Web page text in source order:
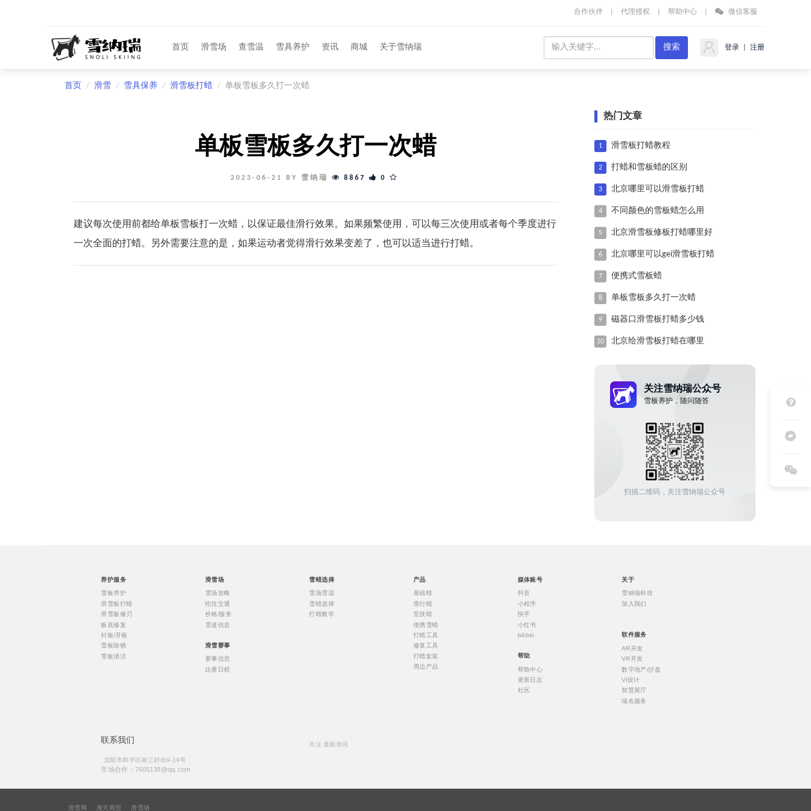
合作伙伴 代理授权 帮助中心 微信客服
首页 滑雪场 查雪温 雪具养护 资讯 商城 关于雪纳瑞 登录 注册
首页 滑雪 雪具保养 滑雪板打蜡 单板雪板多久打一次蜡
单板雪板多久打一次蜡
2023-06-21 BY 雪纳瑞 8867 0
建议每次使用前都给单板雪板打一次蜡，以保证最佳滑行效果。如果频繁使用，可以每三次使用或者每个季度进行
一次全面的打蜡。另外需要注意的是，如果运动者觉得滑行效果变差了，也可以适当进行打蜡。
热门文章
1 滑雪板打蜡教程
2 打蜡和雪板蜡的区别
3 北京哪里可以滑雪板打蜡
4 不同颜色的雪板蜡怎么用
5 北京滑雪板修板打蜡哪里好
6 北京哪里可以gei滑雪板打蜡
7 便携式雪板蜡
8 单板雪板多久打一次蜡
9 磁器口滑雪板打蜡多少钱
10 北京给滑雪板打蜡在哪里
关注雪纳瑞公众号
雪板养护，随问随答
扫描二维码，关注雪纳瑞公众号
养护服务
雪板养护
滑雪板打蜡
滑雪板修刃
板底修复
封板/开板
雪板除锈
雪板清洁
滑雪场
雪场攻略
吃住交通
价格/服务
雪道信息
滑雪赛事
赛事信息
比赛日程
雪蜡选择
雪场雪温
雪蜡选择
打蜡教学
产品
基础蜡
滑行蜡
竞技蜡
便携雪蜡
打蜡工具
修复工具
打蜡套装
周边产品
媒体账号
抖音
小程序
快手
小红书
bilibili
帮助
帮助中心
更新日志
社区
关于
雪纳瑞科技
加入我们
软件服务
AR开发
VR开发
数字地产/沙盘
VI设计
智慧展厅
域名服务
联系我们
沈阳市和平区南三好街9-19号
市场合作：7605138@qq.com
关注 最新资讯
滑雪网 海天商贸 滑雪场